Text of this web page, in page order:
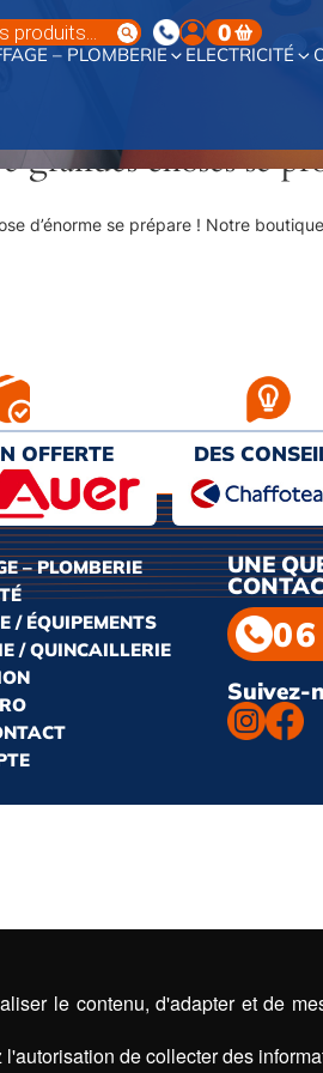
0
– PLOMBERIE ELECTRICITÉ
grandes choses se
d’énorme se prépare ! Notre
OFFERTE
D’ACHAT
DES
– PLOMBERIE
/ ÉQUIPEMENTS
/ QUINCAILLERIE
UNE
Suivez-
le contenu, d'adapter et de
de collecter des